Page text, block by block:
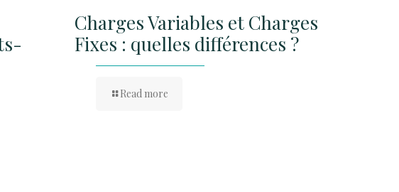
Charges Variables et Charges
Fixes : quelles différences ?
Read more